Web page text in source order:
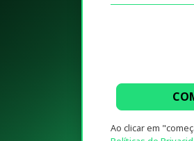
Ao clicar em